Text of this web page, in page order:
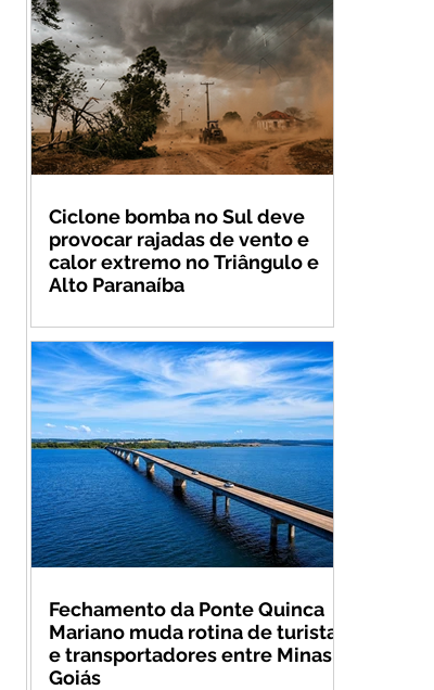
Ciclone bomba no Sul deve
provocar rajadas de vento e
calor extremo no Triângulo e
Alto Paranaíba
Fechamento da Ponte Quinca
Mariano muda rotina de turistas
e transportadores entre Minas e
Goiás